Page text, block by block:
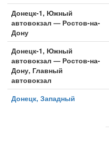
Донецк-1, Южный
автовокзал — Ростов-на-
Дону
Донецк-1, Южный
автовокзал — Ростов-на-
Дону, Главный
автовокзал
Донецк, Западный